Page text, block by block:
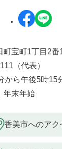
町宝町1丁目2番
（代表）
から午後5時
年末年始
香美市へのアク